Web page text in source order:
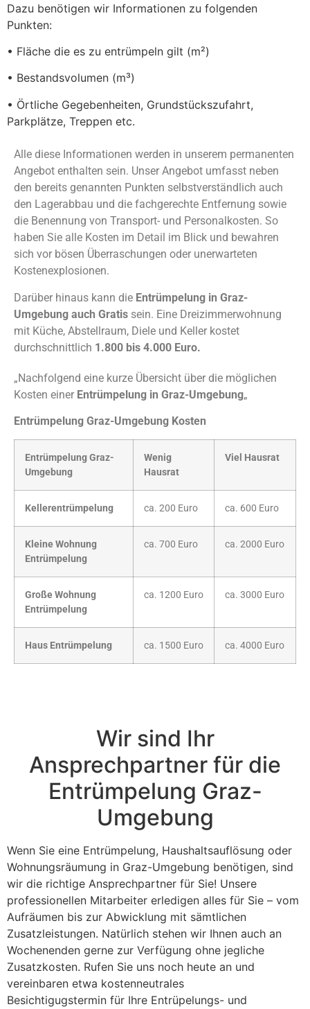
Dazu benötigen wir Informationen zu folgenden
Punkten:
• Fläche die es zu entrümpeln gilt (m²)
• Bestandsvolumen (m³)
• Örtliche Gegebenheiten, Grundstückszufahrt,
Parkplätze, Treppen etc.
Alle diese Informationen werden in unserem permanenten
Angebot enthalten sein. Unser Angebot umfasst neben
den bereits genannten Punkten selbstverständlich auch
den Lagerabbau und die fachgerechte Entfernung sowie
die Benennung von Transport- und Personalkosten. So
haben Sie alle Kosten im Detail im Blick und bewahren
sich vor bösen Überraschungen oder unerwarteten
Kostenexplosionen.
Darüber hinaus kann die Entrümpelung in Graz-
Umgebung auch Gratis sein. Eine Dreizimmerwohnung
mit Küche, Abstellraum, Diele und Keller kostet
durchschnittlich 1.800 bis 4.000 Euro.
„Nachfolgend eine kurze Übersicht über die möglichen
Kosten einer Entrümpelung in Graz-Umgebung„
Entrümpelung Graz-Umgebung Kosten
Entrümpelung Graz-
Umgebung
Wenig
Hausrat
Viel Hausrat
Kellerentrümpelung ca. 200 Euro ca. 600 Euro
Kleine Wohnung
Entrümpelung
ca. 700 Euro ca. 2000 Euro
Große Wohnung
Entrümpelung
ca. 1200 Euro ca. 3000 Euro
Haus Entrümpelung ca. 1500 Euro ca. 4000 Euro
Wir sind Ihr
Ansprechpartner für die
Entrümpelung Graz-
Umgebung
Wenn Sie eine Entrümpelung, Haushaltsauflösung oder
Wohnungsräumung in Graz-Umgebung benötigen, sind
wir die richtige Ansprechpartner für Sie! Unsere
professionellen Mitarbeiter erledigen alles für Sie – vom
Aufräumen bis zur Abwicklung mit sämtlichen
Zusatzleistungen. Natürlich stehen wir Ihnen auch an
Wochenenden gerne zur Verfügung ohne jegliche
Zusatzkosten. Rufen Sie uns noch heute an und
vereinbaren etwa kostenneutrales
Besichtigugstermin für Ihre Entrüpelungs- und